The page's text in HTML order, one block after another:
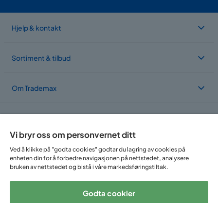
Hjelp & kontakt
Sortiment & tilbud
Om Trademax
Vi bryr oss om personvernet ditt
Ved å klikke på "godta cookies" godtar du lagring av cookies på
enheten din for å forbedre navigasjonen på nettstedet, analysere
bruken av nettstedet og bistå i våre markedsføringstiltak.
Godta cookier